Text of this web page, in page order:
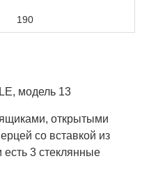
190
модель 13
открытыми
со вставкой из
есть 3 стеклянные